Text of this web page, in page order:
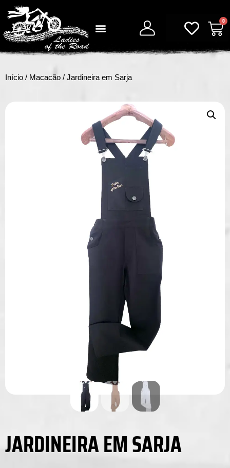
0
Início / Macacão / Jardineira em Sarja
JARDINEIRA EM SARJA